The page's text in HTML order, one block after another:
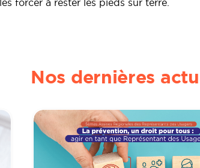
forcer à rester les pieds sur terre.
Nos dernières